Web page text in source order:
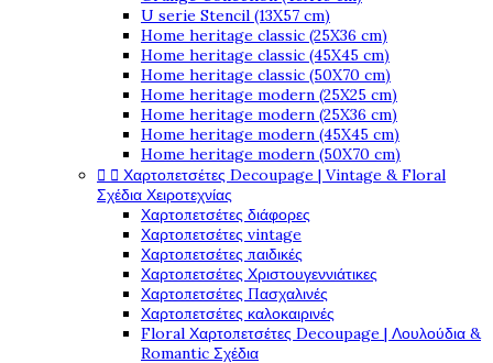
U serie Stencil (13X57 cm)
Home heritage classic (25X36 cm)
Home heritage classic (45X45 cm)
Home heritage classic (50X70 cm)
Home heritage modern (25X25 cm)
Home heritage modern (25X36 cm)
Home heritage modern (45X45 cm)
Home heritage modern (50X70 cm)
  Χαρτοπετσέτες Decoupage | Vintage & Floral
Σχέδια Χειροτεχνίας
Χαρτοπετσέτες διάφορες
Χαρτοπετσέτες vintage
Χαρτοπετσέτες παιδικές
Χαρτοπετσέτες Χριστουγεννιάτικες
Χαρτοπετσέτες Πασχαλινές
Χαρτοπετσέτες καλοκαιρινές
Floral Χαρτοπετσέτες Decoupage | Λουλούδια &
Romantic Σχέδια